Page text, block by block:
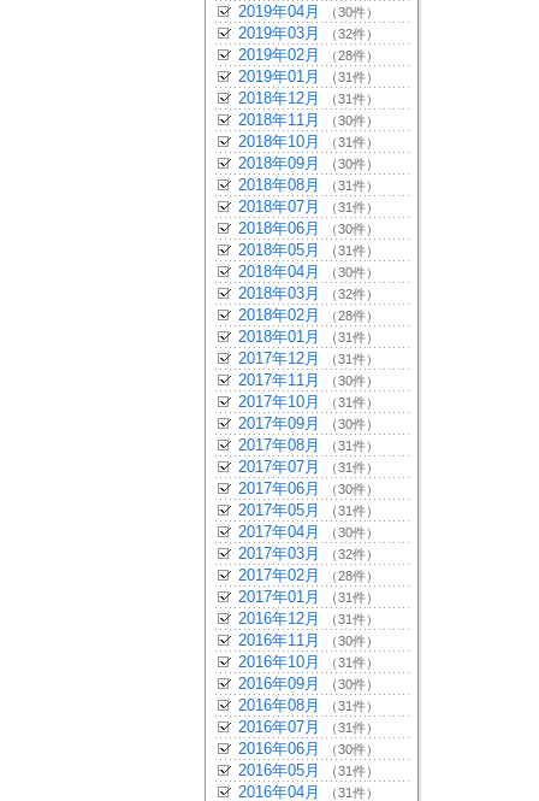
2019年04月 （30件）
2019年03月 （32件）
2019年02月 （28件）
2019年01月 （31件）
2018年12月 （31件）
2018年11月 （30件）
2018年10月 （31件）
2018年09月 （30件）
2018年08月 （31件）
2018年07月 （31件）
2018年06月 （30件）
2018年05月 （31件）
2018年04月 （30件）
2018年03月 （32件）
2018年02月 （28件）
2018年01月 （31件）
2017年12月 （31件）
2017年11月 （30件）
2017年10月 （31件）
2017年09月 （30件）
2017年08月 （31件）
2017年07月 （31件）
2017年06月 （30件）
2017年05月 （31件）
2017年04月 （30件）
2017年03月 （32件）
2017年02月 （28件）
2017年01月 （31件）
2016年12月 （31件）
2016年11月 （30件）
2016年10月 （31件）
2016年09月 （30件）
2016年08月 （31件）
2016年07月 （31件）
2016年06月 （30件）
2016年05月 （31件）
2016年04月 （31件）